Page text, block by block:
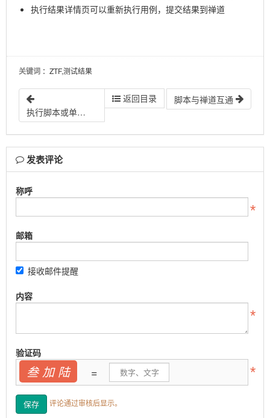
执行结果详情页可以重新执行用例，提交结果到禅道
关键词 ：ZTF,测试结果
执行脚本或单元测试
返回目录 脚本与禅道互通
发表评论
称呼
邮箱
接收邮件提醒
内容
验证码
叁 加 陆 =
评论通过审核后显示。